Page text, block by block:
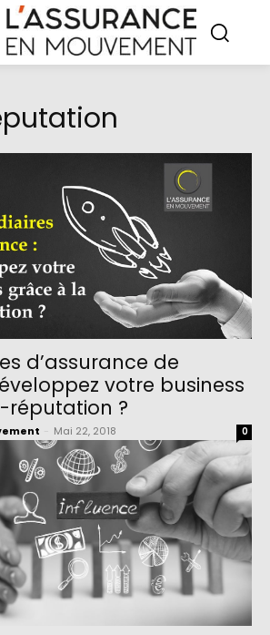
d’assurance de
votre business
réputation ?
Mai 22, 2018 0